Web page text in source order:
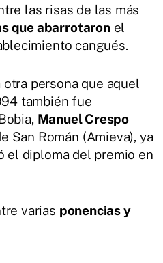
las risas de las más
que abarrotaronel
cangués.
persona que aquel
también fue
Manuel Crespo
San Román (Amieva), ya
el diploma del premio en
varias ponencias y